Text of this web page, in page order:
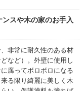
スや木の家のお手入
非常に耐久性のある材
など）。外壁に使用し
腐ってボロボロになる
る限り綺麗に美しく木